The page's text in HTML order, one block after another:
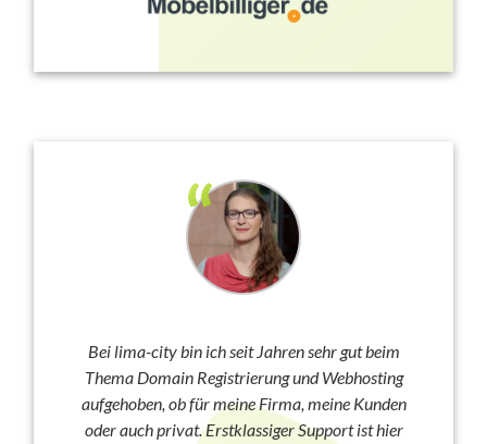
Bei lima-city bin ich seit Jahren sehr gut beim
Thema Domain Registrierung und Webhosting
aufgehoben, ob für meine Firma, meine Kunden
oder auch privat. Erstklassiger Support ist hier